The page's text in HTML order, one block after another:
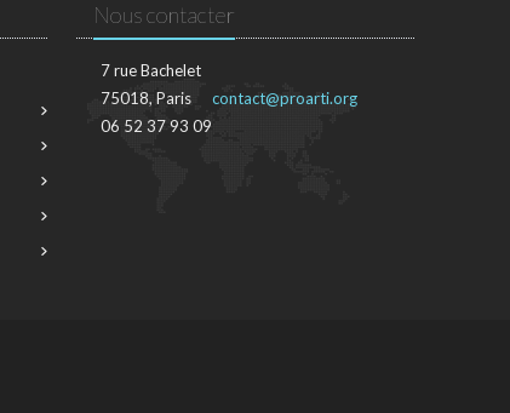
Nous contacter
7 rue Bachelet
75018, Paris
06 52 37 93 09
contact@proarti.org